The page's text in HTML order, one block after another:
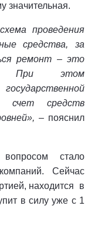
значительная.
проведения
средства, за
ремонт – это
При этом
счет средств
– пояснил
стало
Сейчас
находится в
в силу уже с 1